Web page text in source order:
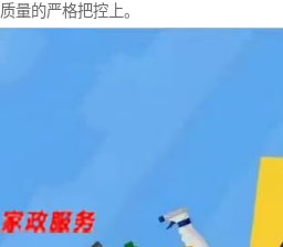
量的严格把控上。